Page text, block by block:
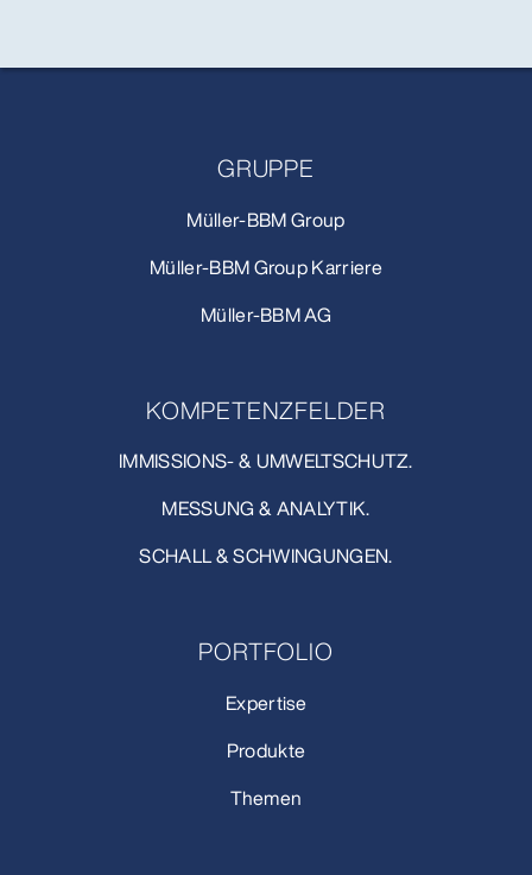
GRUPPE
Müller-BBM Group
Müller-BBM Group Karriere
Müller-BBM AG
KOMPETENZFELDER
IMMISSIONS- & UMWELTSCHUTZ.
MESSUNG & ANALYTIK.
SCHALL & SCHWINGUNGEN.
PORTFOLIO
Expertise
Produkte
Themen